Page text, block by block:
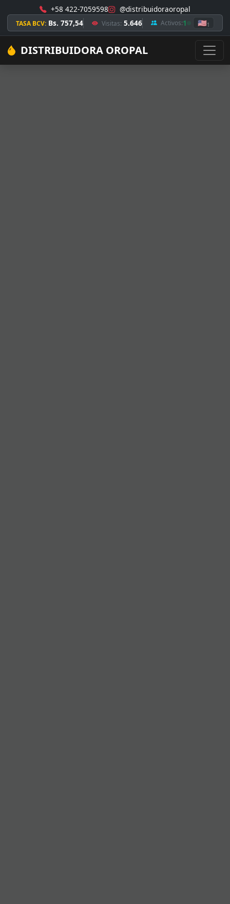
+58 422-7059598 @distribuidoraoropal
TASA BCV: Bs. 757,54 Visitas: 5.646 Activos:1 🇺🇸1
DISTRIBUIDORA OROPAL